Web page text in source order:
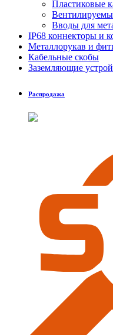
Пластиковые
Вводы для
IP68 коннекторы и
Металлорукав и
Кабельные скобы
Заземляющие
Распродажа